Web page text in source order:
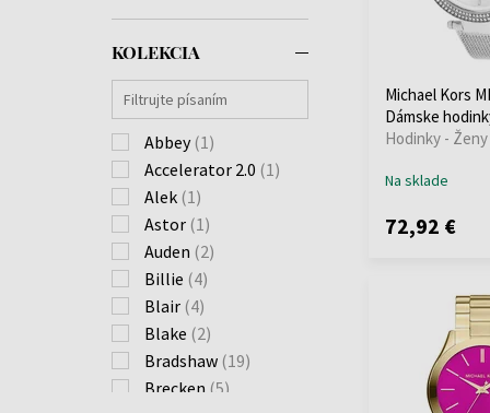
Carl von Zeyten
(+28)
Carneo(+40)
Casio(+670)
Citizen(+226)
Claude Bernard(+9)
Cluse(+1)
Daisy Dixon
Daniel Wellington
(+57)
Diesel(+138)
Dkny(+42)
Donoval(+26)
Edox(+35)
KOLEKCIA
Abbey(1)
Accelerator 2.0 (1)
Alek (1)
Astor (1)
Auden (2)
Billie (4)
Blair (4)
Blake (2)
Bradshaw (19)
Brecken (5)
Michael Kors
Dámske
Hodinky - Ženy
Na sklade
72,92 €